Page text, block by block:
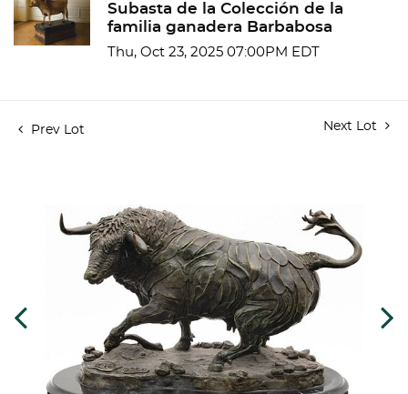
Subasta de la Colección de la
familia ganadera Barbabosa
Thu, Oct 23, 2025 07:00PM EDT
Prev Lot Next Lot